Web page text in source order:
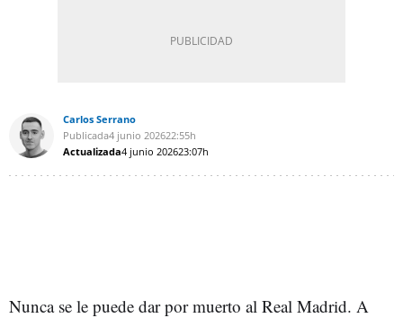
Carlos Serrano
Publicada4 junio 202622:55h
Actualizada4 junio 202623:07h
Nunca se le puede dar por muerto al Real Madrid. A